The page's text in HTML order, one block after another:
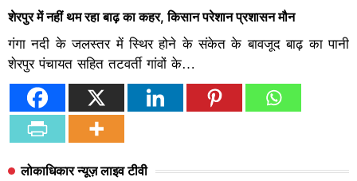
शेरपुर में नहीं थम रहा बाढ़ का कहर, किसान परेशान प्रशासन मौन
गंगा नदी के जलस्तर में स्थिर होने के संकेत के बावजूद बाढ़ का पानी
शेरपुर पंचायत सहित तटवर्ती गांवों के…
लोकाधिकार न्यूज़ लाइव टीवी